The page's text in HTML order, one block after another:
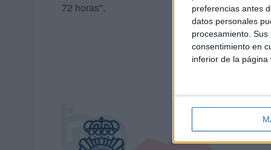
preferencias antes
datos personales
procesamiento.
consentimiento en
inferior de la página
72 horas".